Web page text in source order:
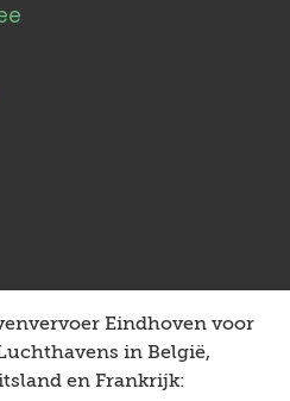
Eindhoven voor
in België,
en Frankrijk: